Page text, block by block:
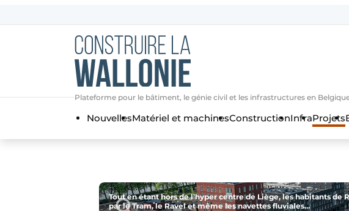
Contact
Contact direct
Emploi
Enregistrer une offre d’emploi
EntreprisesMerci de votre inscription
S’inscrire
Home
Newsletter
Podcasts
Plateforme pour le bâtiment, le génie civil et les infrastructures en
NouvellesMatériel et machinesConstructionInfraProjets
Tout en étant hors de l’hyper centre de Liège, les habitants
par le Tram, le Ravel et même les navettes fluviales…